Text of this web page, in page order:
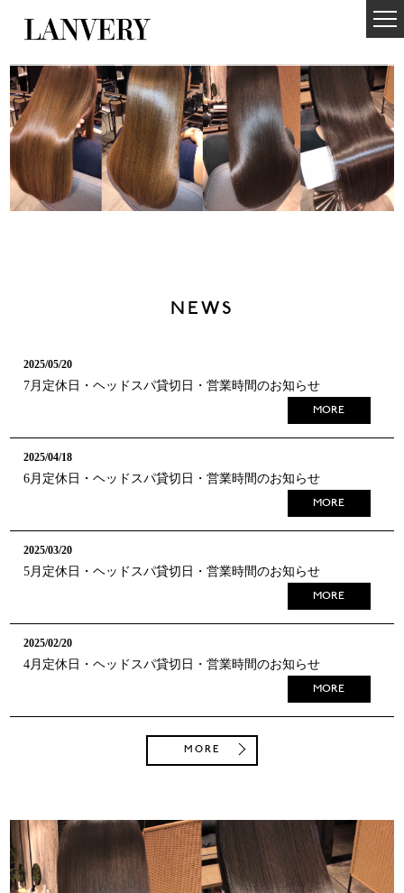
NEWS
2025/05/20
7月定休日・ヘッドスパ貸切日・営業時間のお知らせ
MORE
2025/04/18
6月定休日・ヘッドスパ貸切日・営業時間のお知らせ
MORE
2025/03/20
5月定休日・ヘッドスパ貸切日・営業時間のお知らせ
MORE
2025/02/20
4月定休日・ヘッドスパ貸切日・営業時間のお知らせ
MORE
MORE